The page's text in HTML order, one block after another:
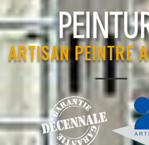
ARTISAN PEINTRE